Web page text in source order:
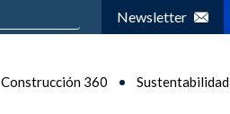
Newsletter
Construcción 360 Sustentabilidad